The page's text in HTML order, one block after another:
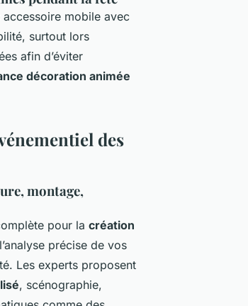
mobile avec
surtout lors
afin d’éviter
décoration animée
des
montage,
pour la création
précise de vos
Les experts proposent
, scénographie,